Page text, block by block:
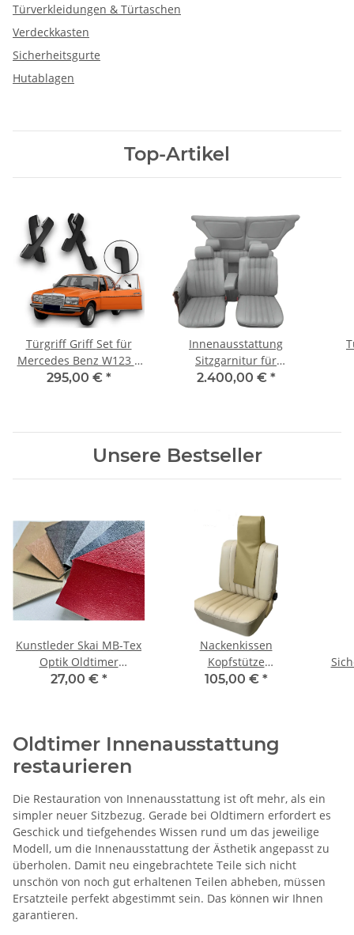
Türverkleidungen & Türtaschen
Verdeckkasten
Sicherheitsgurte
Hutablagen
Top-Artikel
Türgriff Griff Set für
Mercedes Benz W123 4
teilig hinten & vorne
295,00 € *
Innenausstattung
Sitzgarnitur für
Mercedes Benz W123
2.400,00 € *
Unsere Bestseller
Kunstleder Skai MB-Tex
Optik Oldtimer
Youngtimer für
27,00 € *
Nackenkissen
Kopfstütze
NachrüstKopfstützen für
105,00 € *
Oldtimer Innenausstattung
restaurieren
Die Restauration von Innenausstattung ist oft mehr, als ein
simpler neuer Sitzbezug. Gerade bei Oldtimern erfordert es
Geschick und tiefgehendes Wissen rund um das jeweilige
Modell, um die Innenausstattung der Ästhetik angepasst zu
überholen. Damit neu eingebrachtete Teile sich nicht
unschön von noch gut erhaltenen Teilen abheben, müssen
Ersatzteile perfekt abgestimmt sein. Das können wir Ihnen
garantieren.